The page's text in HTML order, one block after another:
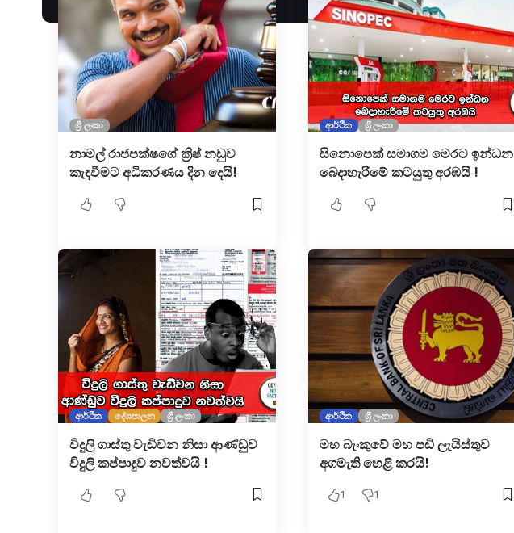
ශ්‍රී ලංකා
නාමල් රාජපක්ෂගේ ක්‍රිෂ් නඩුව
කැඳවීමට අධිකරණය දින දෙයි!
ආර්ථික ශ්‍රී ලංකා
සිනොපෙක් සමාගම මෙරට ඉන්ධන
බෙදාහැරිමේ කටයුතු අරඹයි !
ආර්ථික දේශපාලන ශ්‍රී ලංකා
විදුලි ගාස්තු වැඩිවන නිසා ආණ්ඩුව
විදුලි කප්පාදුව නවත්වයි !
ආර්ථික ශ්‍රී ලංකා
මහ බැංකුවේ මහ පඩි ලැයිස්තුව
අගමැති හෙළි කරයි!
1 1